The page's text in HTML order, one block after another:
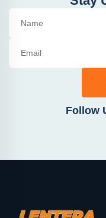
Follow